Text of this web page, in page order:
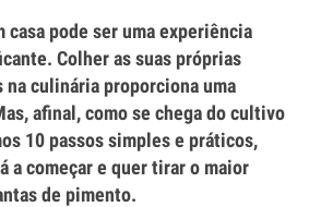
pode ser uma experiência
Colher as suas próprias
na culinária proporciona uma
afinal, como se chega do cultivo
10 passos simples e práticos,
a começar e quer tirar o maior
de pimento.